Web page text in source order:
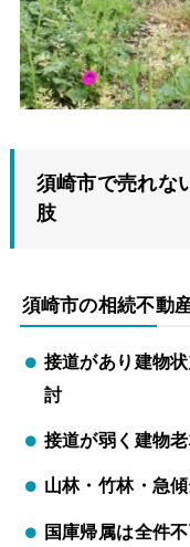
須崎市で売れな
肢
須崎市の相続不動
接道があり建物
討
接道が弱く建物
山林・竹林・急
国庫帰属は全件